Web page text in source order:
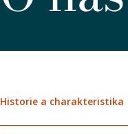
Historie a charakteristika